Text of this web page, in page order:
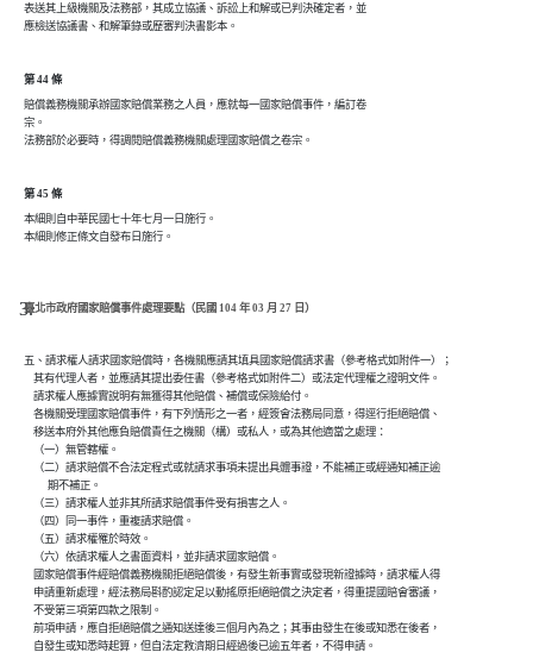
表送其上級機關及法務部，其成立協議、訴訟上和解或已判決確定者，並
第 44 條
賠償義務機關承辦國家賠償業務之人員，應就每一國家賠償事件，編訂卷
宗。
第 45 條
本細則自中華民國七十年七月一日施行。
本細則修正條文自發布日施行。
臺北市政府國家賠償事件處理要點（民國 104 年 03 月 27 日）
五、請求權人請求國家賠償時，各機關應請其填具國家賠償請求書（參考格式如附件一）；
    其有代理人者，並應請其提出委任書（參考格式如附件二）或法定代理權之證明文件。
    請求權人應據實說明有無獲得其他賠償、補償或保險給付。
    各機關受理國家賠償事件，有下列情形之一者，經簽會法務局同意，得逕行拒絕賠償、
    移送本府外其他應負賠償責任之機關（構）或私人，或為其他適當之處理：
    （一）無管轄權。
    （二）請求賠償不合法定程式或就請求事項未提出具體事證，不能補正或經通知補正逾
          期不補正。
    （三）請求權人並非其所請求賠償事件受有損害之人。
    （四）同一事件，重複請求賠償。
    （五）請求權罹於時效。
    （六）依請求權人之書面資料，並非請求國家賠償。
    國家賠償事件經賠償義務機關拒絕賠償後，有發生新事實或發現新證據時，請求權人得
    申請重新處理，經法務局斟酌認定足以動搖原拒絕賠償之決定者，得重提國賠會審議，
    不受第三項第四款之限制。
    前項申請，應自拒絕賠償之通知送達後三個月內為之；其事由發生在後或知悉在後者，